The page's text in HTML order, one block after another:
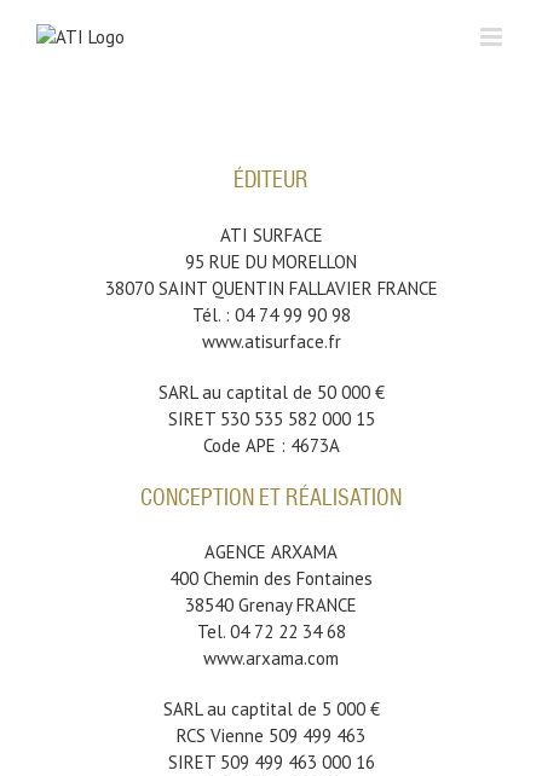
ÉDITEUR
ATI SURFACE
95 RUE DU MORELLON
38070 SAINT QUENTIN FALLAVIER FRANCE
Tél. : 04 74 99 90 98
www.atisurface.fr
SARL au captital de 50 000 €
SIRET 530 535 582 000 15
Code APE : 4673A
CONCEPTION ET RÉALISATION
AGENCE ARXAMA
400 Chemin des Fontaines
38540 Grenay FRANCE
Tel. 04 72 22 34 68
www.arxama.com
SARL au captital de 5 000 €
RCS Vienne 509 499 463
SIRET 509 499 463 000 16